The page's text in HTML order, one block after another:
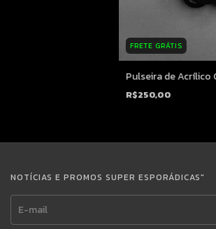
FRETE GRÁTIS
Pulseira de Acrílico
R$250,00
NOTÍCIAS E PROMOS SUPER ESPORÁDICAS"